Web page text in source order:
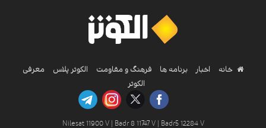
خانه اخبار برنامه ها فرهنگ و مقاومت الکوثر پلاس
معرفی
الکوثر
Nilesat 11900 V | Badr 8 11747 V | Badr5 12284 V